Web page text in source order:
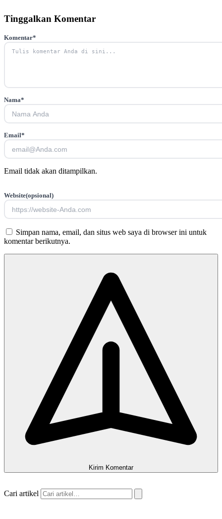
Tinggalkan Komentar
Komentar*
Nama*
Email*
Email tidak akan ditampilkan.
Website(opsional)
Simpan nama, email, dan situs web saya di browser ini untuk
komentar berikutnya.
Kirim Komentar
Cari artikel